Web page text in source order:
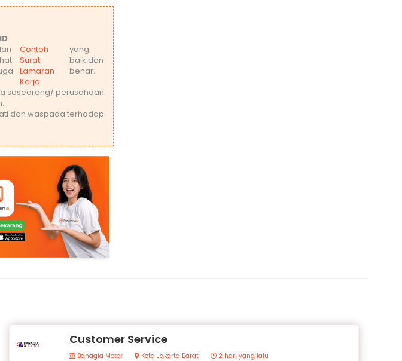
Contoh
Surat
Lamaran
Kerja
yang
baik dan
benar.
seseorang/ perusahaan.
dan waspada terhadap
Customer Service
Bahagia Motor Kota Jakarta Barat 2 hari yang lalu